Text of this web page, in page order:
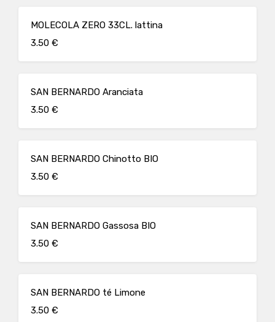
MOLECOLA ZERO 33CL. lattina
3.50 €
SAN BERNARDO Aranciata
3.50 €
SAN BERNARDO Chinotto BIO
3.50 €
SAN BERNARDO Gassosa BIO
3.50 €
SAN BERNARDO té Limone
3.50 €